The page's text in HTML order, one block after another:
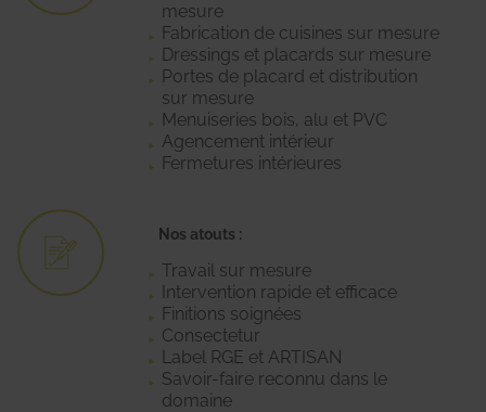
mesure
Fabrication de cuisines sur mesure
Dressings et placards sur mesure
Portes de placard et distribution
sur mesure
Menuiseries bois, alu et PVC
Agencement intérieur
Fermetures intérieures
Nos atouts :
Travail sur mesure
Intervention rapide et efficace
Finitions soignées
Consectetur
Label RGE et ARTISAN
Savoir-faire reconnu dans le
domaine